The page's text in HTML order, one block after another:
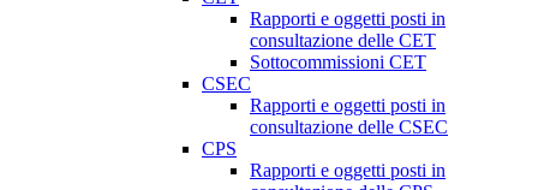
Rapporti e oggetti posti in
consultazione delle CET
Sottocommissioni CET
CSEC
Rapporti e oggetti posti in
consultazione delle CSEC
CPS
Rapporti e oggetti posti in